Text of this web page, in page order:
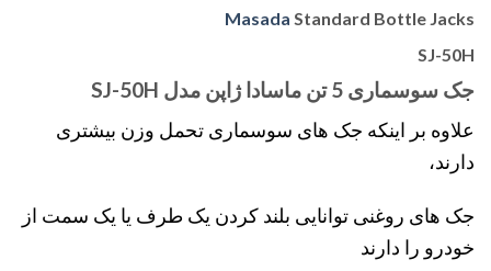
Masada Standard Bottle Jacks
SJ-50H
جک سوسماری 5 تن ماسادا ژاپن مدل SJ-50H
علاوه بر اینکه جک های سوسماری تحمل وزن بیشتری
دارند،
جک های روغنی توانایی بلند کردن یک طرف یا یک سمت از
خودرو را دارند